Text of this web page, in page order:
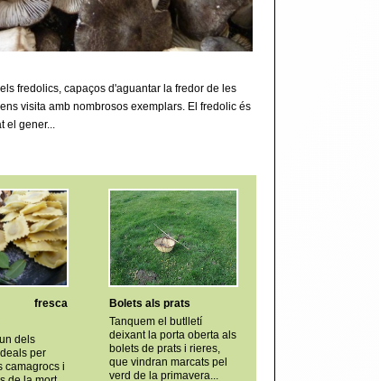
fredolics, capaços d'aguantar la fredor de les
visita amb nombrosos exemplars. El fredolic és
el gener...
fresca
dels
per
camagrocs i
Bolets als prats
Tanquem el butlletí
deixant la porta oberta als
bolets de prats i rieres,
que vindran marcats pel
verd de la primavera...